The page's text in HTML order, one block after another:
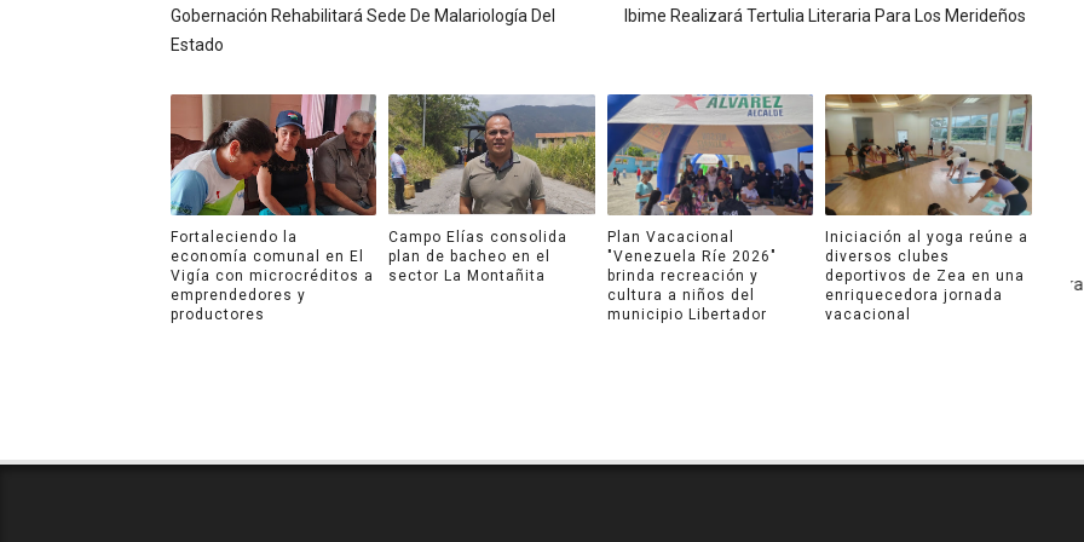
Gobernación Rehabilitará Sede De Malariología Del
Estado
Ibime Realizará Tertulia Literaria Para Los Merideños
Fortaleciendo la
economía comunal en El
Vigía con microcréditos a
emprendedores y
productores
Campo Elías consolida
plan de bacheo en el
sector La Montañita
Plan Vacacional
"Venezuela Ríe 2026"
brinda recreación y
cultura a niños del
municipio Libertador
Iniciación al yoga reúne a
diversos clubes
deportivos de Zea en una
enriquecedora jornada
vacacional